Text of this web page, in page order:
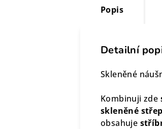
Popis
Detailní
Skleněné
Kombinuji zde
skleněné
obsahuje